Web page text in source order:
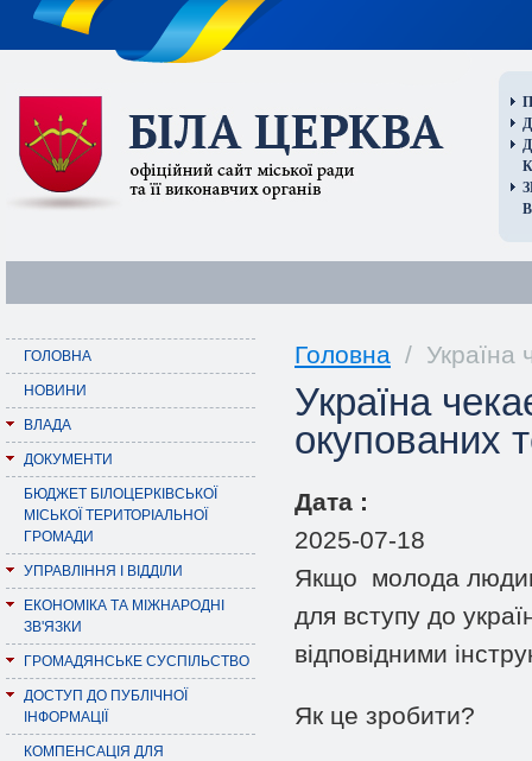
ГОЛОВНА
НОВИНИ
ВЛАДА
ДОКУМЕНТИ
БЮДЖЕТ БІЛОЦЕРКІВСЬКОЇ
МІСЬКОЇ ТЕРИТОРІАЛЬНОЇ
ГРОМАДИ
УПРАВЛІННЯ І ВІДДІЛИ
ЕКОНОМІКА ТА МІЖНАРОДНІ
ЗВ'ЯЗКИ
ГРОМАДЯНСЬКЕ СУСПІЛЬСТВО
ДОСТУП ДО ПУБЛІЧНОЇ
ІНФОРМАЦІЇ
КОМПЕНСАЦІЯ ДЛЯ
Головна / Україна
Україна
окупованих
Дата :
2025-07-18
Якщо молода
для вступу до
відповідними
Як це зробити?